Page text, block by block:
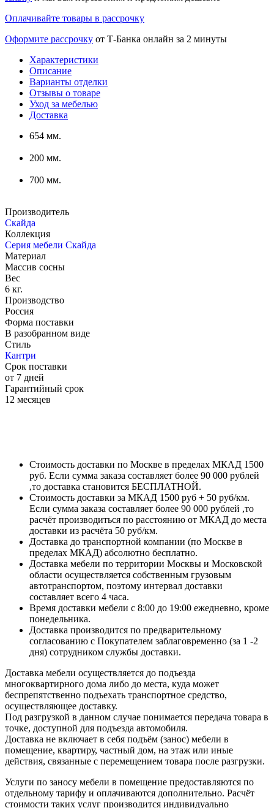
Оплачивайте товары в рассрочку
Оформите рассрочку от Т-Банка онлайн за 2 минуты
Характеристики
Описание
Варианты отделки
Отзывы о товаре
Уход за мебелью
Доставка
654 мм.
200 мм.
700 мм.
Производитель
Скайда
Коллекция
Серия мебели Скайда
Материал
Массив сосны
Вес
6 кг.
Производство
Россия
Форма поставки
В разобранном виде
Стиль
Кантри
Срок поставки
от 7 дней
Гарантийный срок
12 месяцев
Стоимость доставки по Москве в пределах МКАД 1500
руб. Если сумма заказа составляет более 90 000 рублей
,то доставка становится БЕСПЛАТНОЙ.
Стоимость доставки за МКАД 1500 руб + 50 руб/км.
Если сумма заказа составляет более 90 000 рублей ,то
расчёт производиться по расстоянию от МКАД до места
доставки из расчёта 50 руб/км.
Доставка до транспортной компании (по Москве в
пределах МКАД) абсолютно бесплатно.
Доставка мебели по территории Москвы и Московской
области осуществляется собственным грузовым
автотранспортом, поэтому интервал доставки
составляет всего 4 часа.
Время доставки мебели с 8:00 до 19:00 ежедневно, кроме
понедельника.
Доставка производится по предварительному
согласованию с Покупателем заблаговременно (за 1 -2
дня) сотрудником службы доставки.
Доставка мебели осуществляется до подъезда
многоквартирного дома либо до места, куда может
беспрепятственно подъехать транспортное средство,
осуществляющее доставку.
Под разгрузкой в данном случае понимается передача товара в
точке, доступной для подъезда автомобиля.
Доставка не включает в себя подъём (занос) мебели в
помещение, квартиру, частный дом, на этаж или иные
действия, связанные с перемещением товара после разгрузки.
Услуги по заносу мебели в помещение предоставляются по
отдельному тарифу и оплачиваются дополнительно. Расчёт
стоимости таких услуг производится индивидуально